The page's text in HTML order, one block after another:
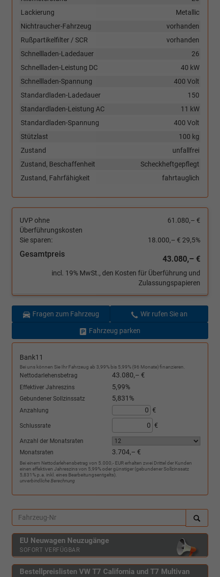
Metallic
Lackierung
vorhanden
Nichtraucher-Fahrzeug
vorhanden
Rußpartikelfilter / SCR
26
Schnellladen-Ladedauer
40 kW
Schnellladen-Leistung DC
400 Volt
Schnellladen-Spannung
150
Standardladen-Ladedauer
11 kW
Standardladen-Leistung AC
400 Volt
Standardladen-Spannung
100 kg
Stützlast
unfallfrei
Zustand
Scheckheftgepflegt
Zustand, Beschaffenheit
fahrtauglich
Zustand, Fahrfähigkeit
UVP ohne
Überführungskosten
61.080,– €
Sie sparen: 18.000,– € 29,5%
Gesamtpreis
43.080,– €
incl. 19% MwSt., den Kosten für Überführung und
Zulassungspapieren
Fragen zum Fahrzeug Wir rufen Sie an
Fahrzeug parken
Bank11
Bei uns können Sie Ihr Fahrzeug ab 3,99% bis 5,99% (96 Monate) finanzieren.
Nettodarlehensbetrag 43.080,– €
Effektiver Jahreszins 5,99%
Gebundener Sollzinssatz 5,831%
Anzahlung €
Schlussrate €
Anzahl der Monatsraten
Monatsraten
3.704,– €
Bei einem Nettodarlehensbetrag von 5.000,- EUR erhalten zwei Drittel der Kunden
einen effektiven Jahreszins von 5,99% oder günstiger (gebundener Sollzinssatz
5,831% p.a. inkl. eines Bearbeitungsentgelts).
unverbindliche Berechnung
EU Neuwagen Neuzugänge
SOFORT VERFÜGBAR
Bestellpreislisten VW T7 California und T7 Multivan